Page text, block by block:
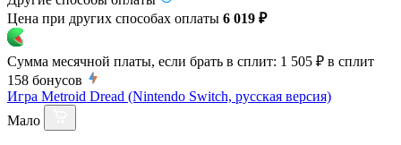
Цена при других способах оплаты 6 019 ₽
Сумма месячной платы, если брать в сплит: 1 505 ₽ в сплит
158 бонусов
Игра Metroid Dread (Nintendo Switch, русская версия)
Мало